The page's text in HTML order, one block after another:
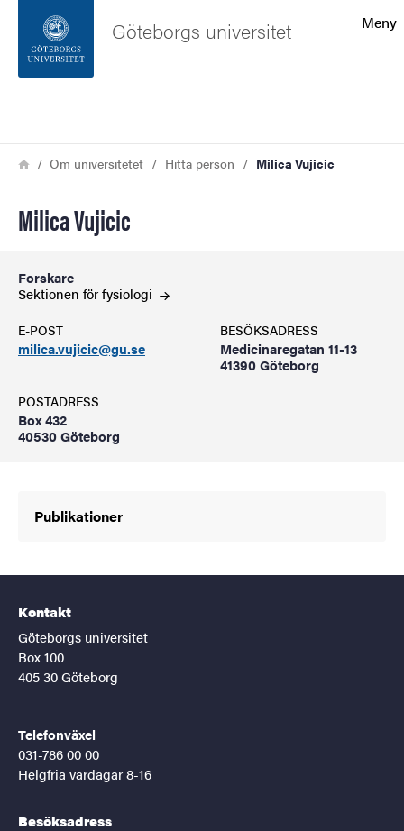
Sidfoten
Meny
Göteborgs universitet
Länkstig
HemOm universitetet Hitta person Milica Vujicic
Milica Vujicic
Forskare
Sektionen förfysiologi
E-POST
milica.vujicic@gu.se
BESÖKSADRESS
Medicinaregatan 11-13
41390 Göteborg
POSTADRESS
Box 432
40530 Göteborg
Publikationer
Kontakt
Göteborgs universitet
Box 100
405 30 Göteborg
Telefonväxel
031-786 00 00
Helgfria vardagar 8-16
Besöksadress